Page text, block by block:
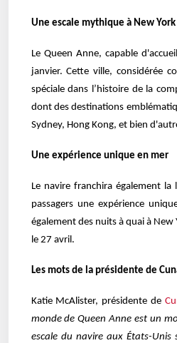
Une escale mythique à New York
Le Queen Anne, capable
janvier. Cette ville, considérée
spéciale dans l’histoire de la
dont des destinations
Sydney, Hong Kong, et bien
Une expérience unique en mer
Le navire franchira également
passagers une expérience
également des nuits à quai à
le 27 avril.
Les mots de la présidente de C
Katie McAlister, présidente de
monde de Queen Anne est un
escale du navire aux États-